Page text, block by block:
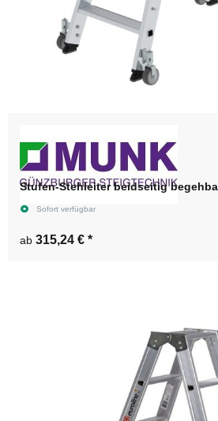
Stufen-Stehleiter beidseitig
Sofort verfügbar
ab 315,24 € *